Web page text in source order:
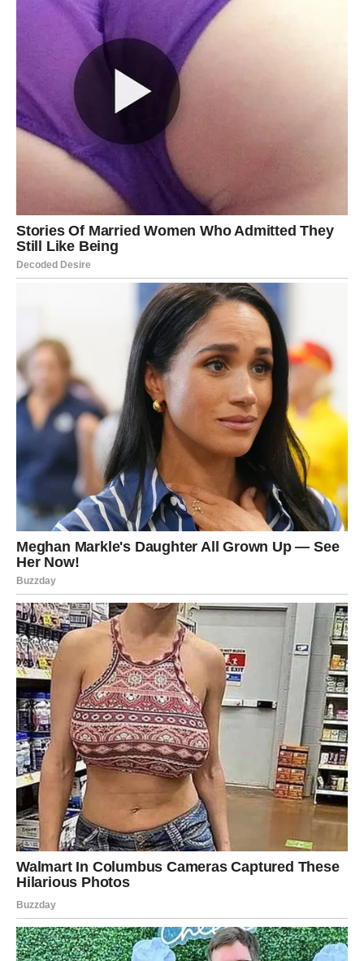
nesporazumi se rešavaju iskrenošću. Ako ste slobodni,
može se pojaviti osoba koja vas prihvata takve kakvi jeste
– bez potrebe da se menjate.
Poruka zvezda za Devicu
Ne mora sve biti savršeno da bi bilo pravo.
koje dolazi vraća vam osmeh i poverenje.
RIBE – MAGIJA KOJA DODIRUJE
DUŠU
Ribe su znak intuicije, snova i dubokih emocija. Do 14.
februara zvezde vam pripremajunajnežnije, ali i
najdublje iznenađenje. Ovo je period u kome se osećaji
pojačavaju, ali ne da bi boleli – već da biiscelili .
Sudbinski znak
Ribe mogu doživeti:
emotivni susret koji budi osećaj prepoznavanja
poruku koja dolazi baš u pravom trenutku
unutrašnju spoznaju da ste zaštićeni i vođeni
Ovo iznenađenje ne mora biti dramatično. Može biti tiho –
ali menja sve.
Ljubav: srce prepoznaje istinu
U ljubavi, Ribe do 14. februara ulaze u posebnu vibraciju.
Zauzete Ribe osećaju dublju povezanost, dok slobodne
mogu upoznati osobu koja ih razume bez mnogo reči.
Ovo je ljubav koja se oseća, ne objašnjava.
Poruka zvezda za Ribe
Verujte svojoj intuiciji.
da niste pogrešili što ste verovali.